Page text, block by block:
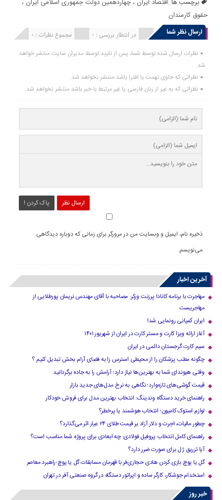
برچسب ها :اقتصاد ایران ،چهاردهمین دولت جمهوری اسلامی ایران ،
حقوق کارمندان
ارسال نظر شما
مجموع نظرات : 0 در انتظار بررسی : 0 انتشار یافته : 0
نظرات ارسال شده توسط شما، پس از تایید توسط مدیران سایت منتشر خواهد
شد.
نظراتی که حاوی تهمت یا افترا باشد منتشر نخواهد شد.
نظراتی که به غیر از زبان فارسی یا غیر مرتبط با خبر باشد منتشر نخواهد شد.
ارسال نظر پاک کردن !
ذخیره نام، ایمیل و وبسایت من در مرورگر برای زمانی که دوباره دیدگاهی
می‌نویسم.
آخرین اخبار
مهاجرت با برنامه کانادا پرزنت ورکر: مصاحبه با آقای مهندس نریمان پورطلایی از
مهاجریست
ایران کمپانی رونمایی شد!
آغاز ارائه ویزا کارت و مستر کارت در ایران از شهریور ۱۴۰۱
سیم کارت گرجستان دائمی در ایران
چگونه مطب پزشکان را از محیطی استرس زا به فضای آرام بخش تبدیل کنیم ؟
وقتی هیوندای شما به بهترین‌ها نیاز دارد؛ آرامش را به جاده برگردانید
قیمت گوشی‌های تازه‌وارد؛ نگاهی به نرخ مدل‌های جدید بازار
راهنمای خرید دستگاه وندینگ: انتخاب بهترین مدل برای فروش خودکار
لوازم استوک کامیون؛ انتخاب هوشمند یا پرخطر؟
چطور مالیات، اجرت و دلار آزاد بر قیمت طلای ۲۴ عیار اثر می‌گذارد؟
راهنمای کامل انتخاب پروفیل فولادی: چه ابعادی برای پروژه شما مناسب است؟
آیا تزریق ژل برای صورت ضرر دارد​؟
گل یا پوچ بازی کردن هادی حجازی‌فر با قهرمان مسابقات گل یا پوچ-راهبرد معاصر
استخدام جوشکار، کارگر ساده و اپراتور دستگاه در گروه صنعتی آفر در تهران
خبر روز